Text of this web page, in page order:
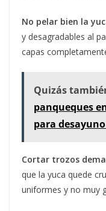
No pelar bien la
y desagradables al
capas
Quizás
panqueques
para
Cortar trozos
que la yuca quede
uniformes y no muy